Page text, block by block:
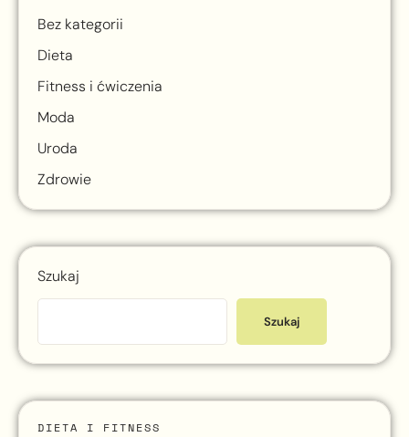
Bez kategorii
Dieta
Fitness i ćwiczenia
Moda
Uroda
Zdrowie
Szukaj
Szukaj
DIETA I FITNESS